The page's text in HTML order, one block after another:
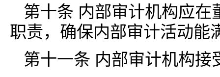
第十条 内部审计机构应
职责，确保内部审计活动能
第十一条 内部审计机构